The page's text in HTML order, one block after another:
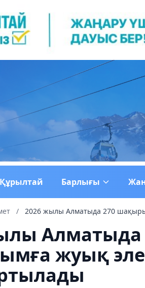
Құрылтай Барлығы
/ 2026 жылы Алматыда 270
Алматыда
жуық